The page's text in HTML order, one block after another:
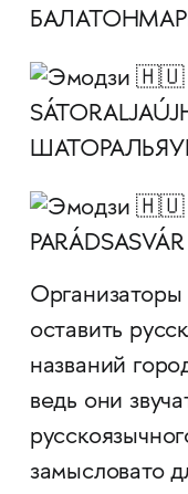
оставить
названий
ведь они
замысловато